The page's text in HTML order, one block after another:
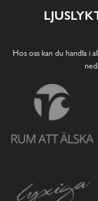
Hos oss kan du handla i